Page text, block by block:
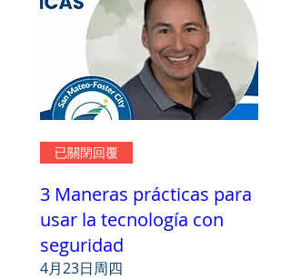
已關閉回覆
3 Maneras prácticas para
usar la tecnología con
seguridad
4月23日周四